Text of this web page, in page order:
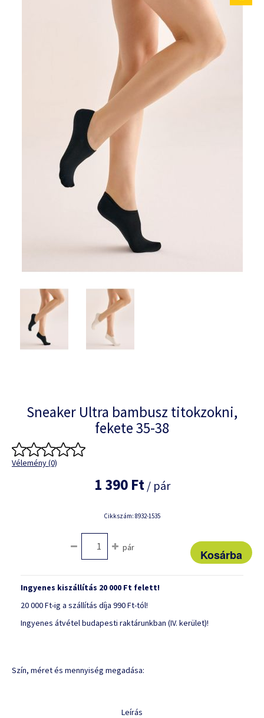
Sneaker Ultra bambusz titokzokni,
fekete 35-38
Vélemény (0)
1 390 Ft/ pár
Cikkszám: 8932-1535
pár
Ingyenes kiszállítás 20 000 Ft felett!
20 000 Ft-ig a szállítás díja 990 Ft-tól!
Ingyenes átvétel budapesti raktárunkban (IV. kerület)!
Szín, méret és mennyiség megadása:
Leírás